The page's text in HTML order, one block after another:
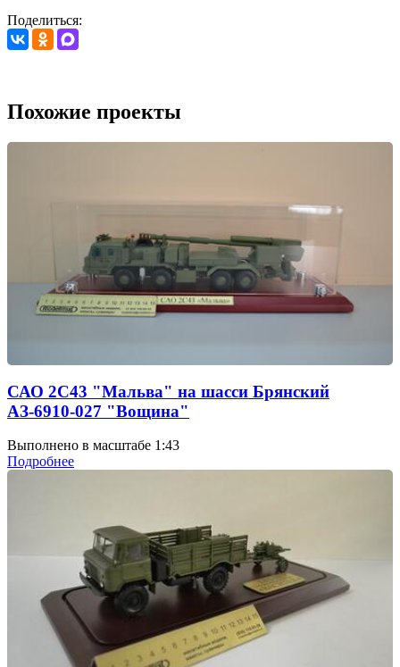
Поделиться:
Похожие проекты
САО 2С43 "Мальва" на шасси Брянский
АЗ-6910-027 "Вощина"
Выполнено в масштабе 1:43
Подробнее